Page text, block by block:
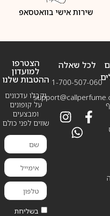
שירות אישי בוואטסאפ
לכל שאלה
1-700-507-060
הצטרפו
למועדון
ההטבות שלנו
וקבלו עדכונים
על קופונים
ומבצעים
שווים לפני כולם
בשליחת